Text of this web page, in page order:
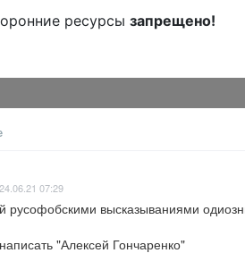
ресурсы запрещено!
07:29
русофобскими высказываниями
"Алексей Гончаренко"